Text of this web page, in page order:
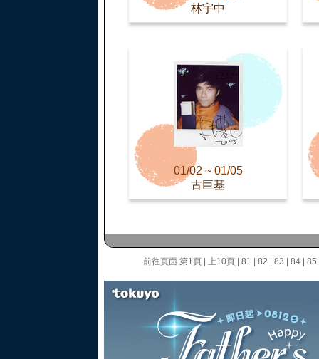
林宇中
01/02 ~ 01/05
古巨基
前往頁面 第1頁 上10頁 81 82 83 84 85